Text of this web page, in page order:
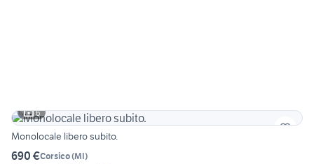
6
Monolocale libero subito.
690 €Corsico(MI)